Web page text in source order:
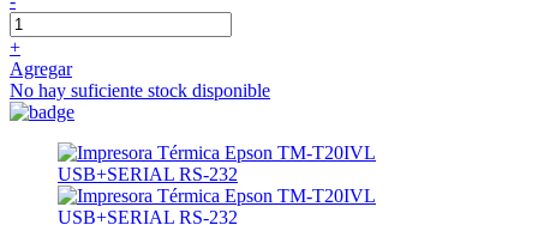
+
Agregar
No hay suficiente stock disponible